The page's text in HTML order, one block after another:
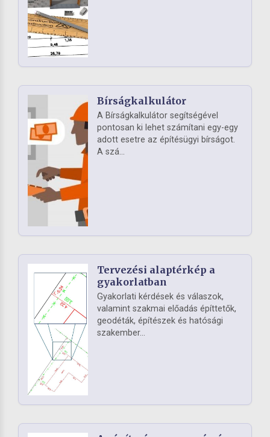
Bírságkalkulátor
A Bírságkalkulátor segítségével
pontosan ki lehet számítani egy-egy
adott esetre az építésügyi bírságot.
A szá...
Tervezési alaptérkép a
gyakorlatban
Gyakorlati kérdések és válaszok,
valamint szakmai előadás építtetők,
geodéták, építészek és hatósági
szakember...